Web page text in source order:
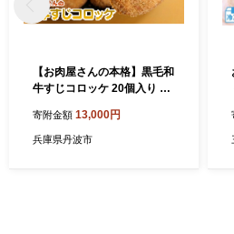
【お肉屋さんの本格】黒毛和
牛すじコロッケ 20個入り 1.8
当 おかず コロッケ ころっけ
牛すじ 兵庫県丹波市
寄附金額 13,000円
兵庫県丹波市